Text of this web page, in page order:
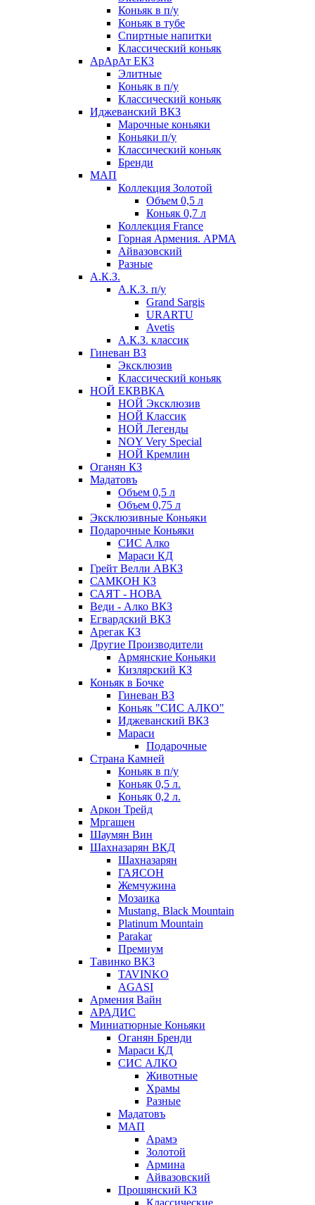
Коньяк в п/у
Коньяк в тубе
Спиртные напитки
Классический коньяк
АрАрАт ЕКЗ
Элитные
Коньяк в п/у
Классический коньяк
Иджеванский ВКЗ
Марочные коньяки
Коньяки п/у
Классический коньяк
Бренди
МАП
Коллекция Золотой
Объем 0,5 л
Коньяк 0,7 л
Коллекция France
Горная Армения. АРМА
Айвазовский
Разные
А.К.З.
А.К.З. п/у
Grand Sargis
URARTU
Avetis
А.К.З. классик
Гиневан ВЗ
Эксклюзив
Классический коньяк
НОЙ ЕКВВКА
НОЙ Эксклюзив
НОЙ Классик
НОЙ Легенды
NOY Very Speсial
НОЙ Кремлин
Оганян КЗ
Мадатовъ
Объем 0,5 л
Объем 0,75 л
Эксклюзивные Коньяки
Подарочные Коньяки
СИС Алко
Мараси КД
Грейт Велли АВКЗ
САМКОН КЗ
САЯТ - НОВА
Веди - Алко ВКЗ
Егвардский ВКЗ
Арегак КЗ
Другие Производители
Армянские Коньяки
Кизлярский КЗ
Коньяк в Бочке
Гиневан ВЗ
Коньяк "СИС АЛКО"
Иджеванский ВКЗ
Мараси
Подарочные
Страна Камней
Коньяк в п/у
Коньяк 0,5 л.
Коньяк 0,2 л.
Аркон Трейд
Мргашен
Шаумян Вин
Шахназарян ВКД
Шахназарян
ГАЯСОН
Жемчужина
Мозаика
Mustang. Black Mountain
Platinum Mountain
Parakar
Премиум
Тавинко ВКЗ
TAVINKO
AGASI
Армения Вайн
АРАДИС
Миниатюрные Коньяки
Оганян Бренди
Мараси КД
СИС АЛКО
Животные
Храмы
Разные
Мадатовъ
МАП
Арамэ
Золотой
Армина
Айвазовский
Прошянский КЗ
Классические